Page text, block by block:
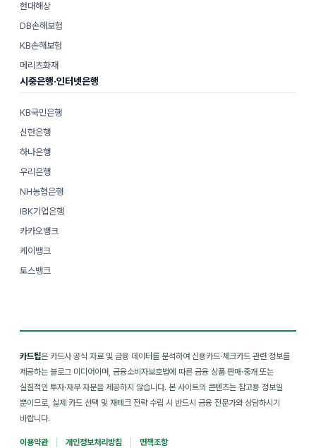
현대해상
DB손해보험
KB손해보험
메리츠화재
시중은행·인터넷은행
KB국민은행
신한은행
하나은행
우리은행
NH농협은행
IBK기업은행
카카오뱅크
케이뱅크
토스뱅크
카드팁은 카드사 공식 자료 및 금융 데이터를 분석하여 신용카드·체크카드 관련 정보를
제공하는 블로그 미디어이며, 금융소비자보호법에 따른 금융 상품 판매·중개 또는
실질적인 투자·재무 자문을 제공하지 않습니다. 본 사이트의 콘텐츠는 참고용 정보일
뿐이므로, 실제 카드 선택 및 재테크 전략 수립 시 반드시 금융 전문가와 상담하시기
바랍니다.
이용약관 개인정보처리방침
면책조항